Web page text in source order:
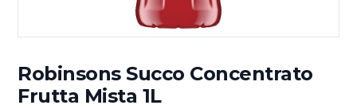
Robinsons Succo Concentrato
Frutta Mista 1L